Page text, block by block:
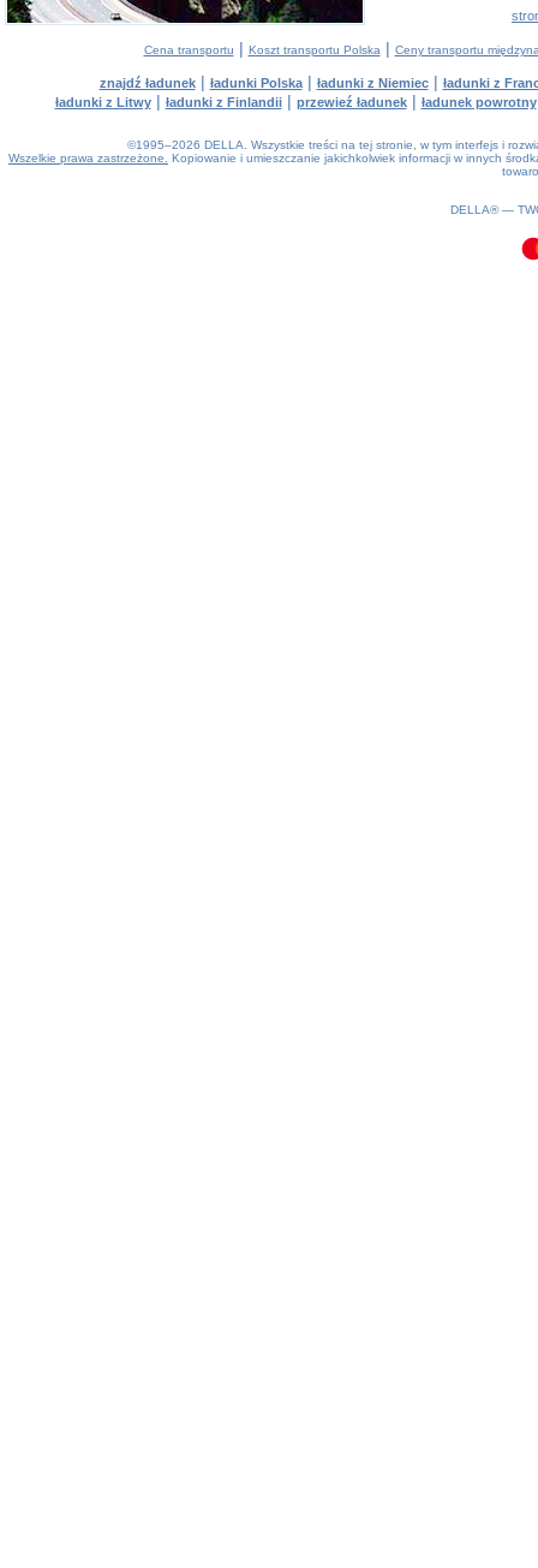
Cena transportu | Koszt transportu Polska | Ceny transportu
znajdź ładunek| ładunki Polska| ładunki z Niemiec| ładunki z
ładunki z Litwy| ładunki z Finlandii| przewieź ładunek| ładunek powrotny
©1995–2026 DELLA. Wszystkie treści na tej stronie, w tym interfejs i
Wszelkie prawa zastrzeżone.
Kopiowanie i umieszczanie jakichkolwiek informacji w innych
DELLA® —